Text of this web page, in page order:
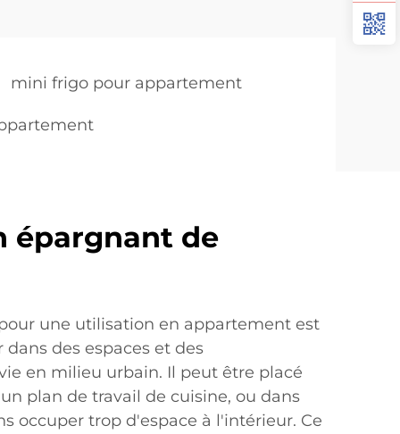
mini frigo pour appartement
épargnant de
une utilisation en appartement est
des espaces et des
en milieu urbain. Il peut être placé
plan de travail de cuisine, ou dans
occuper trop d'espace à l'intérieur. Ce